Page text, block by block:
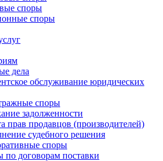
споры
споры
дела
обслуживание юридических
споры
задолженности
прав продавцов (производителей)
судебного решения
споры
по договорам поставки